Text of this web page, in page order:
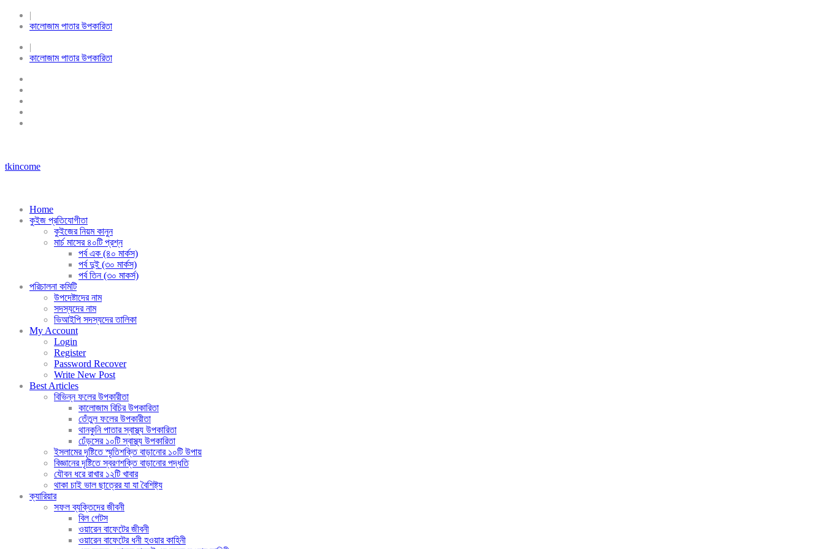
|
কালোজাম পাতার উপকারিতা
|
কালোজাম পাতার উপকারিতা
tkincome
Home
কুইজ প্রতিযোগীতা
কুইজের নিয়ম কানুন
মার্চ মাসের ৪০টি প্রশ্ন
পর্ব এক (৪০ মার্কস)
পর্ব দুই (৩০ মার্কস)
পর্ব তিন (৩০ মাকর্স)
পরিচালনা কমিটি
উপদেষ্টাদের নাম
সদস্যদের নাম
ভিআইপি সদস্যদের তালিকা
My Account
Login
Register
Password Recover
Write New Post
Best Articles
বিভিন্ন ফলের উপকারীতা
কালোজাম বিচির উপকারিতা
তেঁতুল ফলের উপকারীতা
থানকুনি পাতার স্বাস্থ্য উপকারিতা
ঢেঁড়সের ১০টি স্বাস্থ্য উপকারিতা
ইসলামের দৃষ্টিতে স্মৃতিশক্তি বাড়ানোর ১০টি উপায়
বিজ্ঞানের দৃষ্টিতে স্বরণশক্তি বাড়ানোর পদ্ধতি
যৌবন ধরে রাখার ১২টি খাবার
থাকা চাই ভাল ছাত্রের যা যা বৈশিষ্ট্য
ক্যারিয়ার
সফল ব্যক্তিদের জীবনী
বিল গেটস
ওয়ারেন বাফেটের জীবনী
ওয়ারেন বাফেটের ধনী হওয়ার কাহিনী